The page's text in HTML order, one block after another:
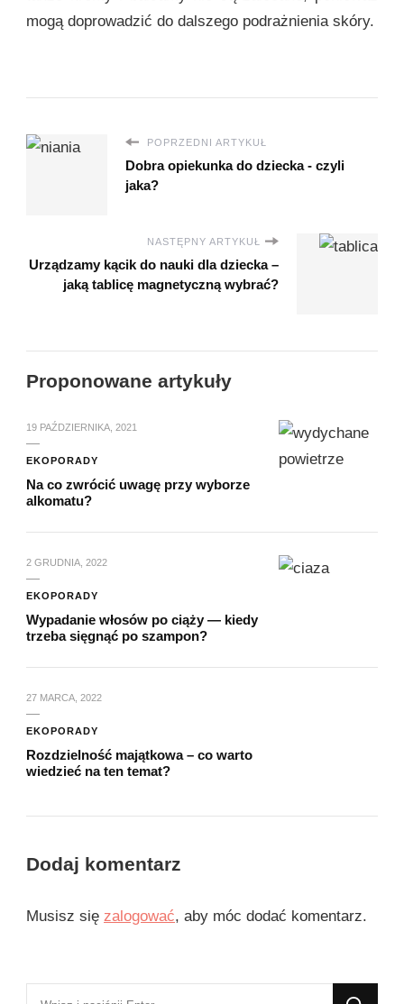
mogą doprowadzić do dalszego podrażnienia skóry.
POPRZEDNI ARTYKUŁ
Dobra opiekunka do dziecka - czyli
jaka?
NASTĘPNY ARTYKUŁ
Urządzamy kącik do nauki dla dziecka –
jaką tablicę magnetyczną wybrać?
Proponowane artykuły
19 PAŹDZIERNIKA, 2021
EKOPORADY
Na co zwrócić uwagę przy wyborze
alkomatu?
2 GRUDNIA, 2022
EKOPORADY
Wypadanie włosów po ciąży — kiedy
trzeba sięgnąć po szampon?
27 MARCA, 2022
EKOPORADY
Rozdzielność majątkowa – co warto
wiedzieć na ten temat?
Dodaj komentarz
Musisz się zalogować, aby móc dodać komentarz.